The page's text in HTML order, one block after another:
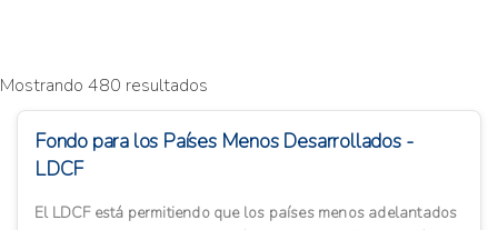
Mostrando 480 resultados
Fondo para los Países Menos Desarrollados -
LDCF
El LDCF está permitiendo que los países menos adelantados